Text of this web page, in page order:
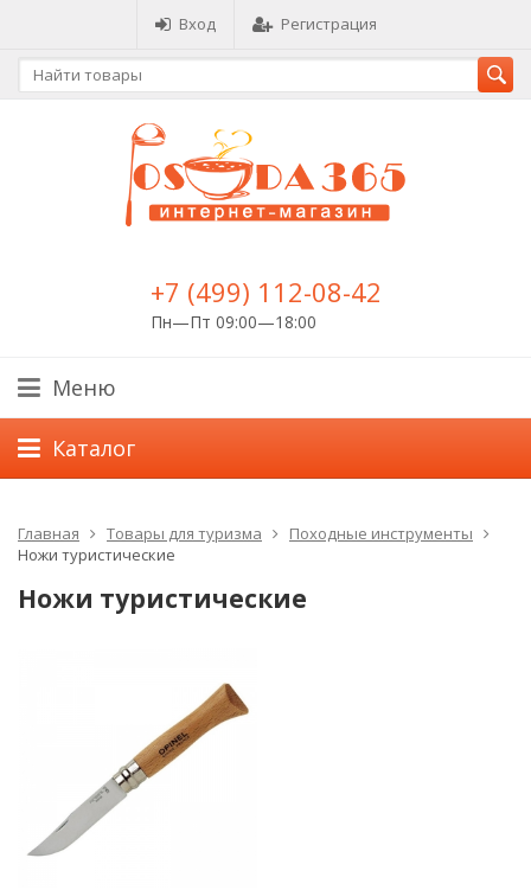
Вход Регистрация
+7 (499) 112-08-42
Пн—Пт 09:00—18:00
Меню
Каталог
Главная Товары для туризма
Походные инструменты
Ножи туристические
Ножи туристические